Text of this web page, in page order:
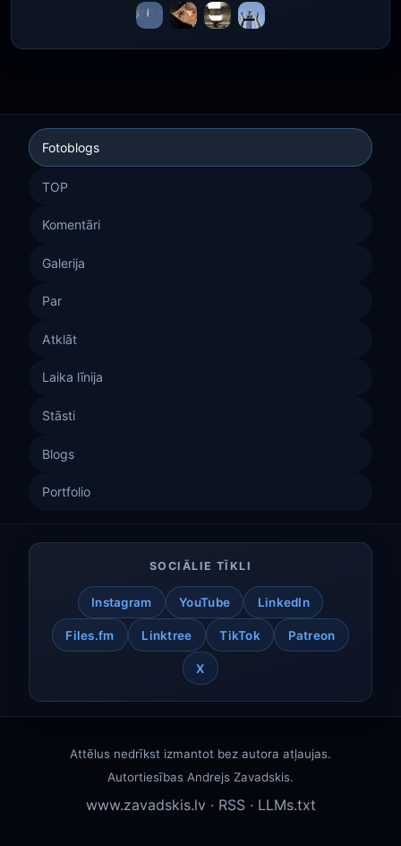
Fotoblogs
TOP
Komentāri
Galerija
Par
Atklāt
Laika līnija
Stāsti
Blogs
Portfolio
SOCIĀLIE TĪKLI
Instagram YouTube LinkedIn
Files.fm Linktree TikTok Patreon
X
Attēlus nedrīkst izmantot bez autora atļaujas.
Autortiesības Andrejs Zavadskis.
www.zavadskis.lv · RSS · LLMs.txt